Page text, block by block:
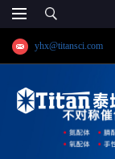
yhx@titansci.com